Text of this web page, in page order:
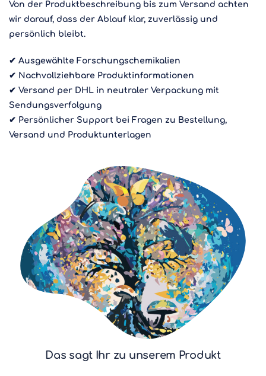
Von der Produktbeschreibung bis zum Versand achten
wir darauf, dass der Ablauf klar, zuverlässig und
persönlich bleibt.
✔ Ausgewählte Forschungschemikalien
✔ Nachvollziehbare Produktinformationen
✔ Versand per DHL in neutraler Verpackung mit
Sendungsverfolgung
✔ Persönlicher Support bei Fragen zu Bestellung,
Versand und Produktunterlagen
Das sagt Ihr zu unserem Produkt